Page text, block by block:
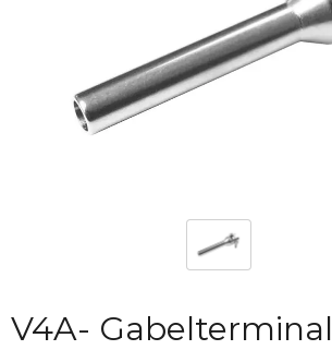
V4A- Gabelterminal